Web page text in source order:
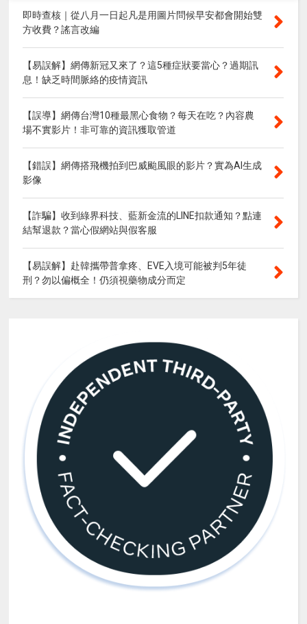
即時查核｜從八月一日起凡是用圖片問候早安都會開始雙
方收費？謠言改編
【易誤解】網傳新冠又來了？這5種症狀要當心？過期訊
息！缺乏時間脈絡的疫情資訊
【誤導】網傳台灣10種最黑心食物？每天在吃？內容農
場不實影片！非可靠的資訊獲取管道
【錯誤】網傳搭飛機拍到巴威颱風眼的影片？實為AI生成
影像
【詐騙】收到綠界科技、藍新金流的LINE扣款通知？點連
結幫退款？當心假網站與假客服
【易誤解】赴韓攜帶普拿疼、EVE入境可能被判5年徒
刑？勿以偏概全！仍須視藥物成分而定